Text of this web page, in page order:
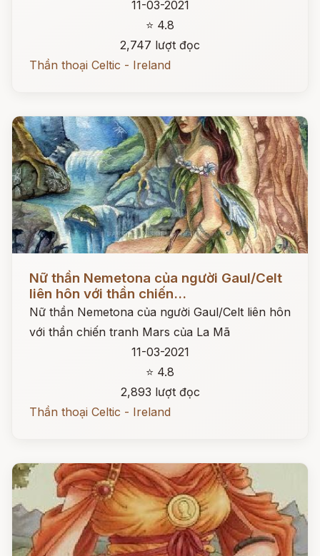
11-03-2021
⭐ 4.8
2,747 lượt đọc
Thần thoại Celtic - Ireland
Nữ thần Nemetona của người Gaul/Celt
liên hôn với thần chiến...
Nữ thần Nemetona của người Gaul/Celt liên hôn
với thần chiến tranh Mars của La Mã
11-03-2021
⭐ 4.8
2,893 lượt đọc
Thần thoại Celtic - Ireland